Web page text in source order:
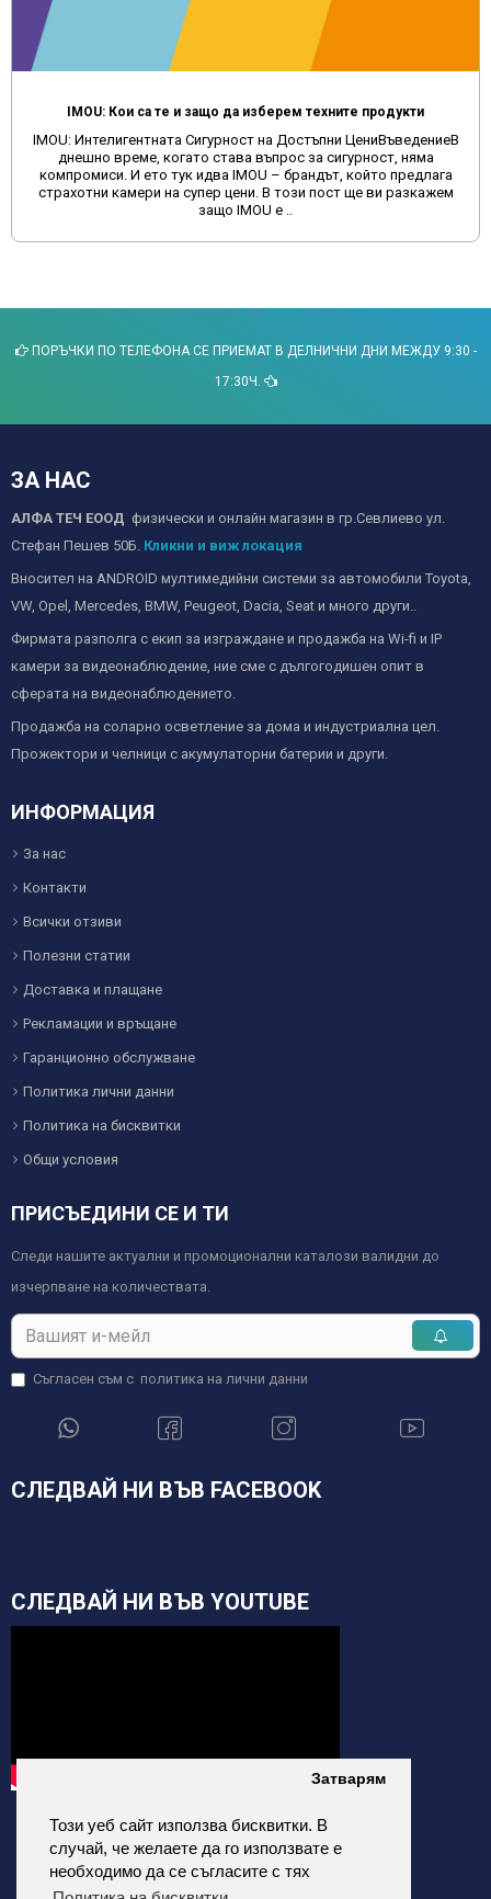
Този уеб сайт използва бисквитки. В
случай, че желаете да го използвате е
необходимо да се съгласите с тях
Затварям
IMOU: Кои са те и защо да изберем техните продукти
IMOU: Интелигентната Сигурност на Достъпни ЦениВъведениеВ
днешно време, когато става въпрос за сигурност, няма
компромиси. И ето тук идва IMOU – брандът, който предлага
страхотни камери на супер цени. В този пост ще ви разкажем
защо IMOU е ..
ПОРЪЧКИ ПО ТЕЛЕФОНА СЕ ПРИЕМАТ В ДЕЛНИЧНИ ДНИ МЕЖДУ 9:30 -
17:30Ч.
ЗА НАС
АЛФА ТЕЧ ЕООД физически и онлайн магазин в гр.Севлиево ул.
Стефан Пешев 50Б. Кликни и виж локация
Вносител на ANDROID мултимедийни системи за автомобили Toyota,
VW, Opel, Mercedes, BMW, Peugeot, Dacia, Seat и много други..
Фирмата разполга с екип за изграждане и продажба на Wi-fi и IP
камери за видеонаблюдение, ние сме с дългогодишен опит в
сферата на видеонаблюдението.
Продажба на соларно осветление за дома и индустриална цел.
Прожектори и челници с акумулаторни батерии и други.
ИНФОРМАЦИЯ
За нас
Контакти
Всички отзиви
Полезни статии
Доставка и плащане
Рекламации и връщане
Гаранционно обслужване
Политика лични данни
Политика на бисквитки
Общи условия
ПРИСЪЕДИНИ СЕ И ТИ
Следи нашите актуални и промоционални каталози валидни до
изчерпване на количествата.
Съгласен съм с политика на лични данни
СЛЕДВАЙ НИ ВЪВ FACEBOOK
СЛЕДВАЙ НИ ВЪВ YOUTUBE